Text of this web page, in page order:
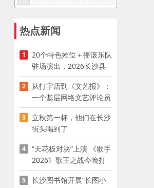
热点新闻
1
20个特色摊位＋摇滚乐队
驻场演出，2026长沙县
夜市嘉年华启幕
2
从打字店到《文艺报》：
一个基层网络文艺评论员
的突围
3
立秋第一杯，他们在长沙
街头喝到了
4
“天花板对决”上演 《歌手
2026》歌王之战今晚打
响
5
长沙图书馆开展“长图小